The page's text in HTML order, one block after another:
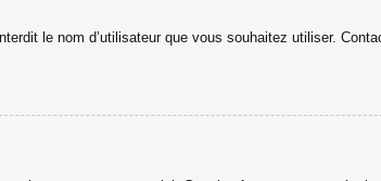
le nom d’utilisateur que vous souhaitez utiliser.